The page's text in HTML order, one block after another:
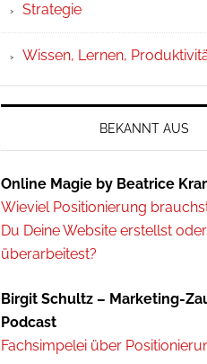
Strategie
Wissen, Lernen,
BEKANNT AUS
Online Magie by Beatrice
Wieviel Positionierung
Du Deine Website erstellst oder
überarbeitest?
Birgit Schultz – Marketing-
Podcast
Fachsimpelei über